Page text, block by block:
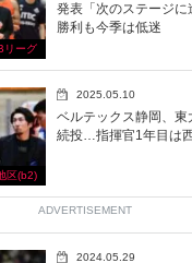
リーグ
発表「次のステージ
勝利も今季は低迷
区(b2)
2025.05.10
ベルテックス静岡、
続投…指揮官1年目は
ADVERTISEMENT
2024.05.29